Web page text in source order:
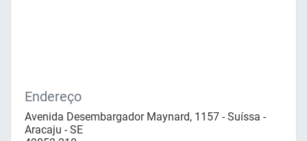
Endereço
Avenida Desembargador Maynard, 1157 - Suíssa -
Aracaju - SE